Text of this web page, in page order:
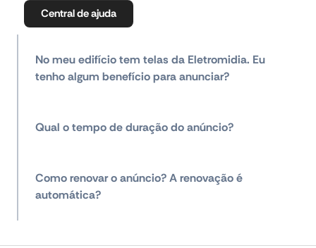
Central de ajuda
No meu edifício tem telas da Eletromidia. Eu
tenho algum benefício para anunciar?
Qual o tempo de duração do anúncio?
Como renovar o anúncio? A renovação é
automática?